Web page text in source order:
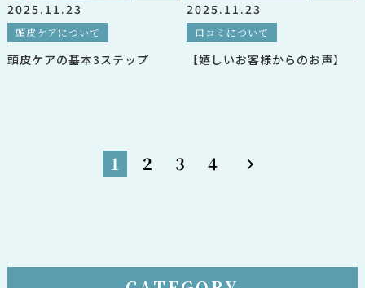
2025.11.23
頭皮ケアについて
頭皮ケアの基本3ステップ
2025.11.23
口コミについて
【嬉しいお客様からのお声】
1 2 3 4